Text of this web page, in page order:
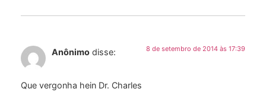
Anônimo disse: 8 de setembro de 2014 às 17:39
Que vergonha hein Dr. Charles